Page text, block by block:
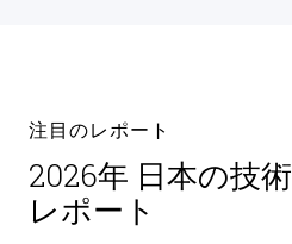
注目のレポート
2026年 日本の技
レポート